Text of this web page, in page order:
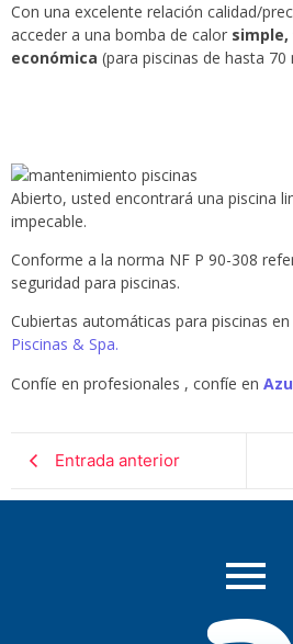
Con una excelente relación calidad/
acceder a una bomba de calor
económica (para piscinas de hasta 70
Abierto, usted encontrará una piscina
impecable.
Conforme a la norma NF P 90-308
seguridad para piscinas.
Cubiertas automáticas para piscinas
Piscinas & Spa.
Confíe en profesionales , confíe en
Entrada anterior